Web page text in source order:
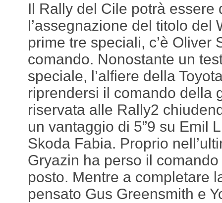
Il Rally del Cile potrà essere
l’assegnazione del titolo del
prime tre speciali, c’è Oliver
comando. Nonostante un
speciale, l’alfiere della
riprendersi il comando della
riservata alle Rally2
un vantaggio di 5”9 su Emil
Skoda Fabia. Proprio
Gryazin ha perso il
posto. Mentre a completare
pensato Gus Greensmith e